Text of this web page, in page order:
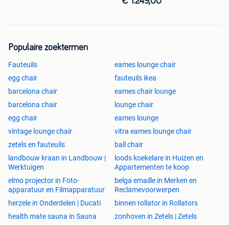
Populaire zoektermen
Fauteuils
eames lounge chair
egg chair
fauteuils ikea
barcelona chair
eames chair lounge
barcelona chair
lounge chair
egg chair
eames lounge
vintage lounge chair
vitra eames lounge chair
zetels en fauteuils
ball chair
landbouw kraan in Landbouw |
Werktuigen
loods koekelare in Huizen en
Appartementen te koop
elmo projector in Foto-
apparatuur en Filmapparatuur
belga emaille in Merken en
Reclamevoorwerpen
herzele in Onderdelen | Ducati
binnen rollator in Rollators
health mate sauna in Sauna
zonhoven in Zetels | Zetels